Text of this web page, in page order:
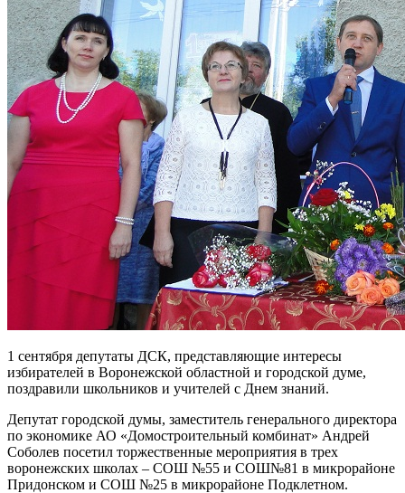
1 сентября депутаты ДСК, представляющие интересы
избирателей в Воронежской областной и городской думе,
поздравили школьников и учителей с Днем знаний.
Депутат городской думы, заместитель генерального директора
по экономике АО «Домостроительный комбинат» Андрей
Соболев посетил торжественные мероприятия в трех
воронежских школах – СОШ №55 и СОШ№81 в микрорайоне
Придонском и СОШ №25 в микрорайоне Подклетном.